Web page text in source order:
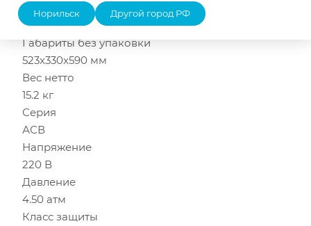
Температура окружающей среды (макс.)
+35 °С
Габариты без упаковки
523х330х590 мм
Вес нетто
15.2 кг
Серия
АСВ
Напряжение
220 В
Давление
4.50 атм
Класс защиты
Норильск Другой город РФ